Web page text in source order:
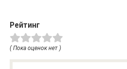
Рейтинг
( Пока оценок нет )